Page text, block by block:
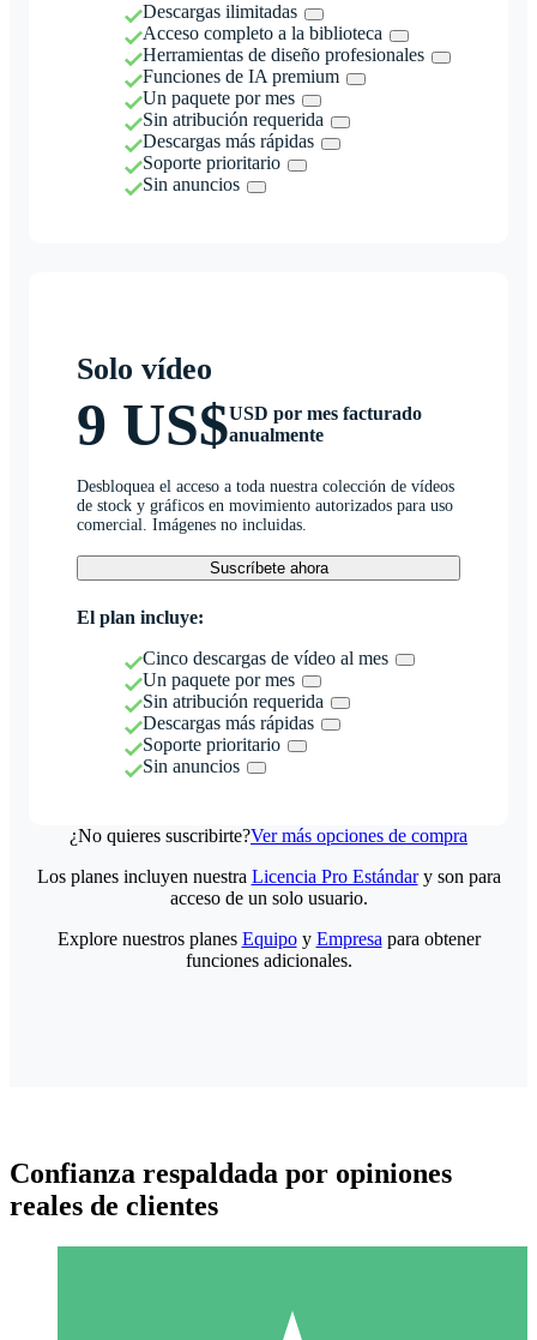
Descargas ilimitadas
Acceso completo a la biblioteca
Herramientas de diseño profesionales
Funciones de IA premium
Un paquete por mes
Sin atribución requerida
Descargas más rápidas
Soporte prioritario
Sin anuncios
Solo vídeo
9 US$USD por mes facturado
anualmente
Desbloquea el acceso a toda nuestra colección de vídeos
de stock y gráficos en movimiento autorizados para uso
comercial. Imágenes no incluidas.
Suscríbete ahora
El plan incluye:
Cinco descargas de vídeo al mes
Un paquete por mes
Sin atribución requerida
Descargas más rápidas
Soporte prioritario
Sin anuncios
¿No quieres suscribirte?Ver más opciones de compra
Los planes incluyen nuestra Licencia Pro Estándary son para
acceso de un solo usuario.
Explore nuestros planes Equipoy Empresa para obtener
funciones adicionales.
Confianza respaldada por opiniones
reales de clientes